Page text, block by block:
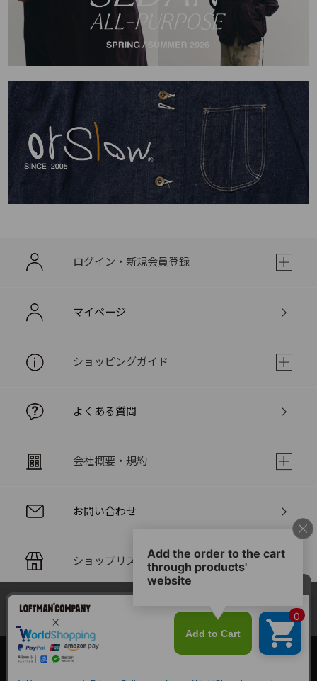
ログイン・新規会員登録
マイページ
ショッピングガイド
よくある質問
会社概要・規約
お問い合わせ
ショップリスト
PC版サイト
当サイトでは利用体験の向上およびコンテンツの最適な提供、ト
ラフィックの分析を目的としてCookieを使用しています。
サイトの閲覧を継続された場合、Cookieの利用に同意したことも
のといたします。
詳細については